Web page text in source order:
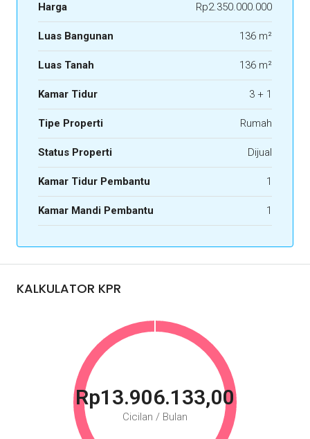
Harga Rp2.350.000.000
Luas Bangunan 136 m²
Luas Tanah 136 m²
Kamar Tidur 3 + 1
Tipe Properti Rumah
Status Properti Dijual
Kamar Tidur Pembantu 1
Kamar Mandi Pembantu 1
KALKULATOR KPR
Rp13.906.133,00
Cicilan / Bulan